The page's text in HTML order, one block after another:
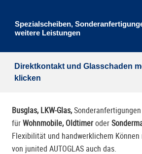
Spezialscheiben,
weitere Leistungen
Direktkontakt und Glasschaden
klicken
Busglas, LKW-Glas,
für Wohnmobile, Oldtimeroder
Flexibilität und handwerklichem Können
von junited AUTOGLAS auch das.